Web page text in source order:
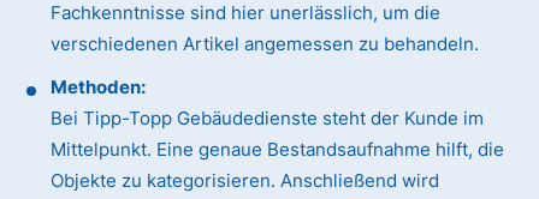
Fachkenntnisse sind hier unerlässlich, um die
verschiedenen Artikel angemessen zu behandeln.
Methoden:
Bei Tipp-Topp Gebäudedienste steht der Kunde im
Mittelpunkt. Eine genaue Bestandsaufnahme hilft, die
Objekte zu kategorisieren. Anschließend wird